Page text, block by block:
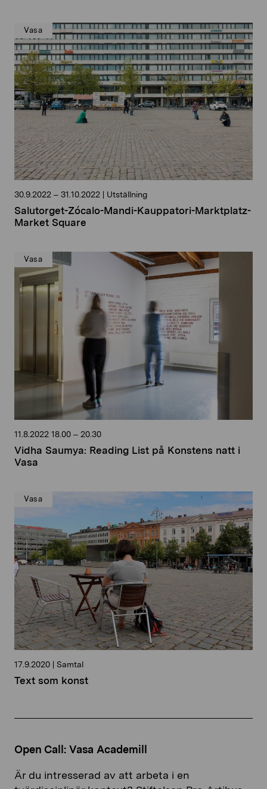
Vasa
30.9.2022 – 31.10.2022 | Utställning
Salutorget-Zócalo-Mandi-Kauppatori-Marktplatz-
Market Square
Vasa
11.8.2022 18.00 – 20.30
Vidha Saumya: Reading List på Konstens natt i
Vasa
Vasa
17.9.2020 | Samtal
Text som konst
Open Call: Vasa Academill
Är du intresserad av att arbeta i en